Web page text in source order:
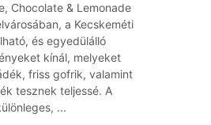
Chocolate & Lemonade
a Kecskeméti
és egyedülálló
kínál, melyeket
friss gofrik, valamint
tesznek teljessé. A
...